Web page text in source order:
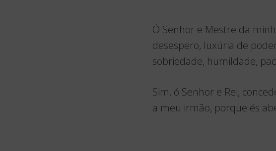
Ó Senhor e Mestre da
desespero, luxúria de
sobriedade, humildade,
Sim, ó Senhor e Rei,
a meu irmão, porque és